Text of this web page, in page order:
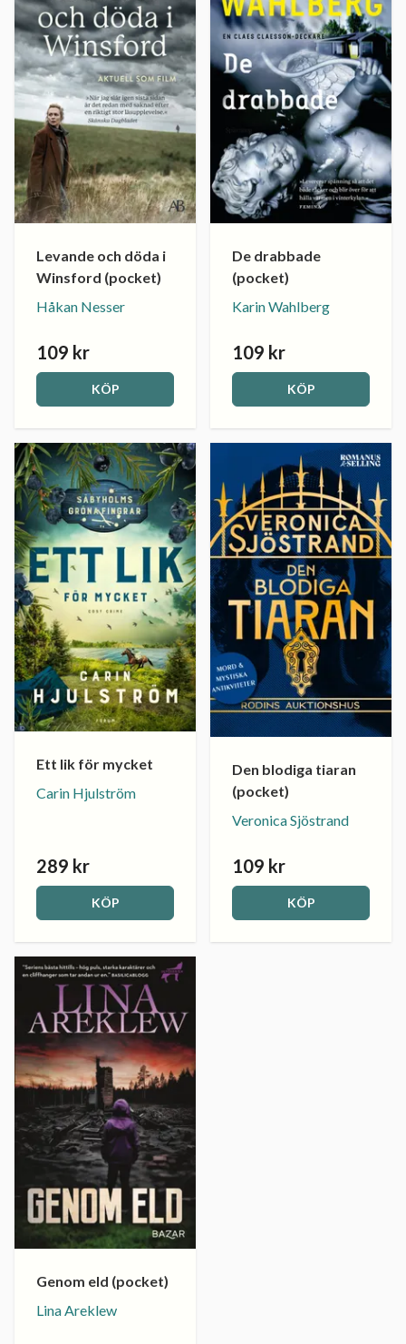
Levande och döda i
Winsford (pocket)
Håkan Nesser
109 kr
KÖP
De drabbade
(pocket)
Karin Wahlberg
109 kr
KÖP
Ett lik för mycket
Carin Hjulström
289 kr
KÖP
Den blodiga tiaran
(pocket)
Veronica Sjöstrand
109 kr
KÖP
Genom eld (pocket)
Lina Areklew